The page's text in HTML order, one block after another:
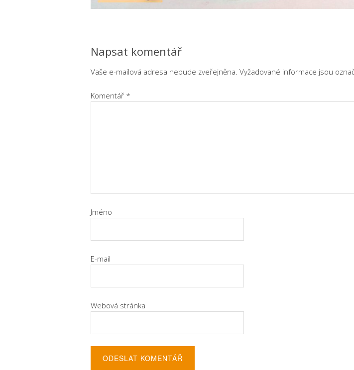
Napsat komentář
Vaše e-mailová adresa nebude zveřejněna. Vyžadované informace jsou
Komentář *
Jméno
E-mail
Webová stránka